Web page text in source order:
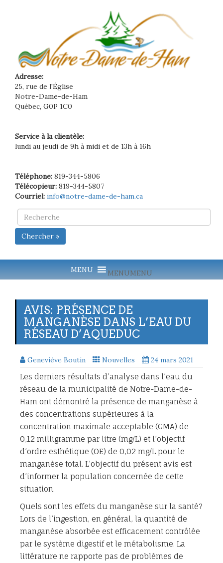
Adresse:
25, rue de l'Église
Notre-Dame-de-Ham
Québec, G0P 1C0
Service à la clientèle:
lundi au jeudi de 9h à midi et de 13h à 16h
Téléphone: 819-344-5806
Télécopieur: 819-344-5807
Courriel: info@notre-dame-de-ham.ca
Chercher »
MENUMENU
AVIS: PRÉSENCE DE
MANGANÈSE DANS L’EAU DU
RÉSEAU D’AQUEDUC
Geneviève Boutin Nouvelles 24 mars 2021
Les derniers résultats d’analyse dans l’eau du
réseau de la municipalité de Notre-Dame-de-
Ham ont démontré la présence de manganèse à
des concentrations supérieures à la
concentration maximale acceptable (CMA) de
0,12 milligramme par litre (mg/L) et l’objectif
d’ordre esthétique (OE) de 0,02 mg/L pour le
manganèse total. L’objectif du présent avis est
d’informer la population concernée de cette
situation.
Quels sont les effets du manganèse sur la santé?
Lors de l’ingestion, en général, la quantité de
manganèse absorbée est efficacement contrôlée
par le système digestif et le métabolisme. La
littérature ne rapporte pas de problèmes de